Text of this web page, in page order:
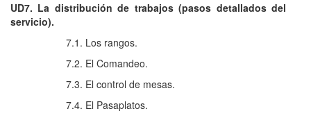
UD7. La distribución de trabajos (pasos detallados del
servicio).
7.1. Los rangos.
7.2. El Comandeo.
7.3. El control de mesas.
7.4. El Pasaplatos.